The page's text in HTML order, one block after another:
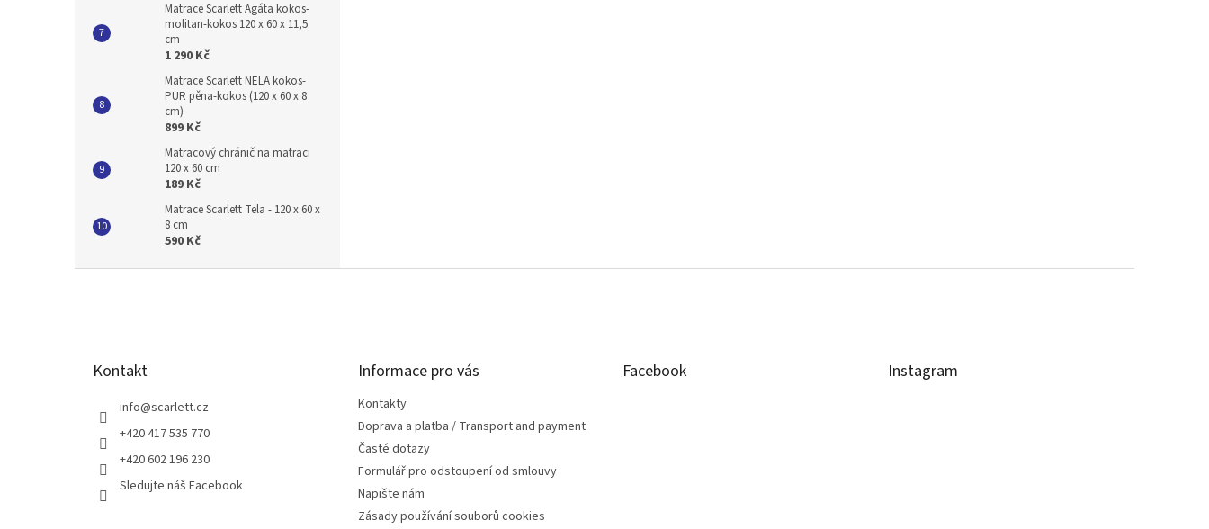
Matrace Scarlett Agáta kokos-
molitan-kokos 120 x 60 x 11,5
cm
1 290 Kč
Matrace Scarlett NELA kokos-
PUR pěna-kokos (120 x 60 x 8
cm)
899 Kč
Matracový chránič na matraci
120 x 60 cm
189 Kč
Matrace Scarlett Tela - 120 x 60 x
8 cm
590 Kč
Kontakt
info@scarlett.cz
+420 417 535 770
+420 602 196 230
Sledujte náš Facebook
Informace pro vás
Kontakty
Doprava a platba / Transport and payment
Časté dotazy
Formulář pro odstoupení od smlouvy
Napište nám
Zásady používání souborů cookies
Facebook Instagram